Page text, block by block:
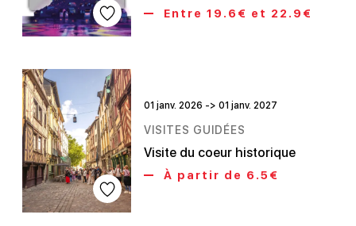
Entre 19.6€ et 22.9€
01 janv. 2026 -> 01 janv. 2027
VISITES GUIDÉES
Visite du coeur historique
À partir de 6.5€